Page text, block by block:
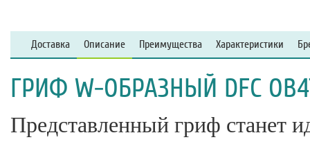
Доставка Описание Преимущества Характеристики
ГРИФ W-ОБРАЗНЫЙ DFC
Представленный гриф станет